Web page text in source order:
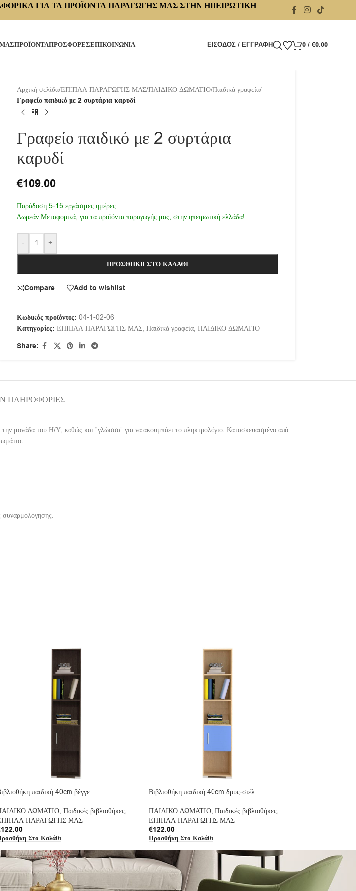
ΓΙΑ ΤΑ ΠΡΟΪΟΝΤΑ ΠΑΡΑΓΩΓΗΣ ΜΑΣ ΣΤΗΝ ΗΠΕΙΡΩΤΙΚΗ
ΠΡΟΪΟΝΤΑΠΡΟΣΦΟΡΕΣΕΠΙΚΟΙΝΩΝΙΑ ΕΊΣΟΔΟΣ / ΕΓΓΡΑΦΉ 0 / €0.00
Αρχική σελίδα/ΕΠΙΠΛΑ ΠΑΡΑΓΩΓΗΣ ΜΑΣ/ΠΑΙΔΙΚΟ ΔΩΜΑΤΙΟ/Παιδικά γραφεία/
Γραφείο παιδικό με 2 συρτάρια καρυδί
Γραφείο παιδικό με 2 συρτάρια
καρυδί
€109.00
Παράδοση 5-15 εργάσιμες ημέρες
Δωρεάν Μεταφορικά, για τα προϊόντα παραγωγής μας, στην ηπειρωτική ελλάδα!
- +
ΠΡΟΣΘΉΚΗ ΣΤΟ ΚΑΛΆΘΙ
Compare Add to wishlist
Κωδικός προϊόντος: 04-1-02-06
Κατηγορίες: ΕΠΙΠΛΑ ΠΑΡΑΓΩΓΗΣ ΜΑΣ, Παιδικά γραφεία, ΠΑΙΔΙΚΟ ΔΩΜΑΤΙΟ
Share:
ΠΛΗΡΟΦΟΡΊΕΣ
την μονάδα του Η/Υ, καθώς και “γλώσσα” για να ακουμπάει το πληκτρολόγιο. Κατασκευασμένο από
συναρμολόγησης.
παιδική 40cm βέγγε
ΔΩΜΑΤΙΟ, Παιδικές βιβλιοθήκες,
ΠΑΡΑΓΩΓΗΣ ΜΑΣ
122.00
Στο Καλάθι
Βιβλιοθήκη παιδική 40cm δρυς-σιέλ
ΠΑΙΔΙΚΟ ΔΩΜΑΤΙΟ, Παιδικές βιβλιοθήκες,
ΕΠΙΠΛΑ ΠΑΡΑΓΩΓΗΣ ΜΑΣ
€122.00
Προσθήκη Στο Καλάθι